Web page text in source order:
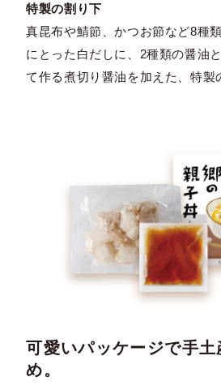
特製の割り下
真昆布や鯖節、かつお節など8種
にとった白だしに、2種類の醤油
て作る煮切り醤油を加えた、特製
可愛いパッケージで手土
め。